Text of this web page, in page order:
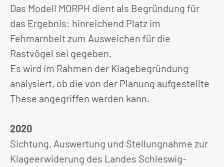
Das Modell MORPH dient als Begründung für
das Ergebnis: hinreichend Platz im
Fehmarnbelt zum Ausweichen für die
Rastvögel sei gegeben.
Es wird im Rahmen der Klagebegründung
analysiert, ob die von der Planung aufgestellte
These angegriffen werden kann.
2020
Sichtung, Auswertung und Stellungnahme zur
Klageerwiderung des Landes Schleswig-